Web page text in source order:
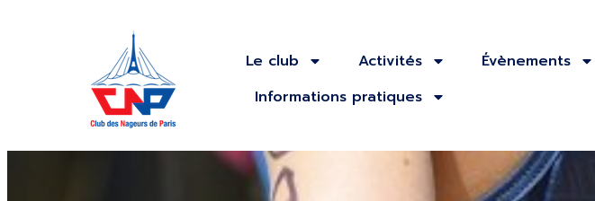
Le club Activités Évènements
Informations pratiques